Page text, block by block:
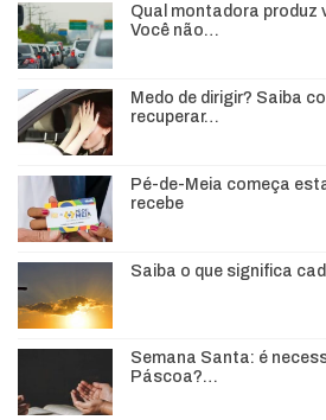
Qual montadora produz
Você não…
Medo de dirigir? Saiba
recuperar…
Pé-de-Meia começa
recebe
Saiba o que significa
Semana Santa: é
Páscoa?…